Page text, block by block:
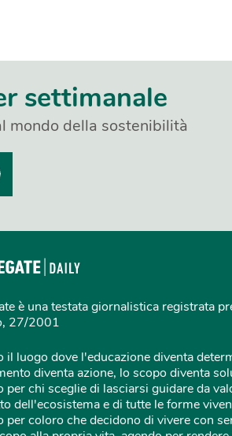
settimanale
mondo della sostenibilità
è una testata giornalistica registrata
27/2001
il luogo dove l'educazione diventa
diventa azione, lo scopo diventa
per chi sceglie di lasciarsi guidare da
dell'ecosistema e di tutte le forme
per coloro che decidono di vivere con